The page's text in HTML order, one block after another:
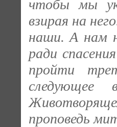
чтобы мы
взирая на
наши. А нам
ради
пройти
следующее
проповедь